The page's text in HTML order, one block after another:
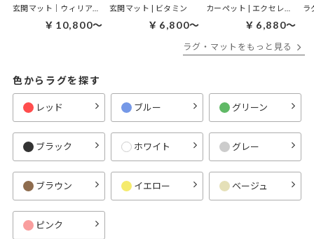
玄関マット｜ウィリアムモリス ケルムスコットツリー
￥10,800～
玄関マット | ビタミン
￥6,800～ ￥6,880～
ラ
ラグ・マットをもっと見る
色からラグを探す
レッド ブルー グリーン
ブラック ホワイト グレー
ブラウン イエロー ベージュ
ピンク